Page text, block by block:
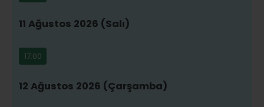
11 Ağustos 2026 (Salı)
17:00
12 Ağustos 2026 (Çarşamba)